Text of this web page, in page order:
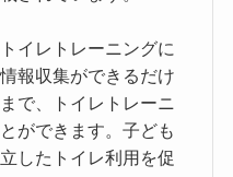
イレトレーニングに
報収集ができるだけ
で、トイレトレーニ
ができます。子ども
したトイレ利用を促